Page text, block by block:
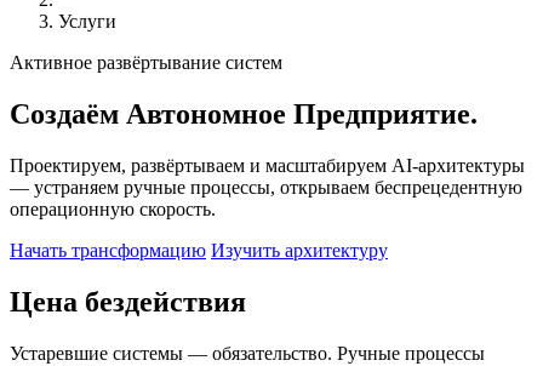
Услуги
Активное развёртывание систем
Создаём Автономное Предприятие.
Проектируем, развёртываем и масштабируем AI-архитектуры
— устраняем ручные процессы, открываем беспрецедентную
операционную скорость.
Начать трансформацию Изучить архитектуру
Цена бездействия
Устаревшие системы — обязательство. Ручные процессы